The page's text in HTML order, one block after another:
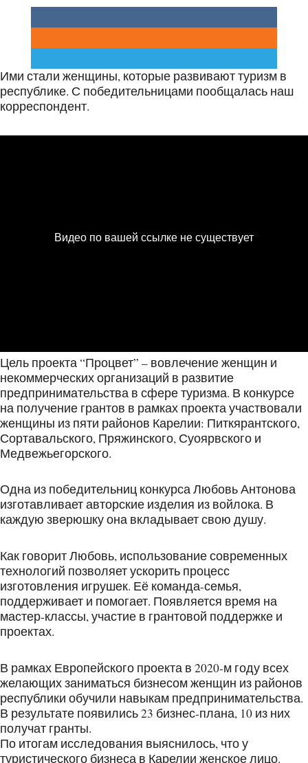
Ими стали женщины, которые развивают туризм в
республике. С победительницами пообщалась наш
корреспондент.
Цель проекта “Процвет” – вовлечение женщин и
некоммерческих организаций в развитие
предпринимательства в сфере туризма. В конкурсе
на получение грантов в рамках проекта участвовали
женщины из пяти районов Карелии: Питкярантского,
Сортавальского, Пряжинского, Суоярвского и
Медвежьегорского.
Одна из победительниц конкурса Любовь Антонова
изготавливает авторские изделия из войлока. В
каждую зверюшку она вкладывает свою душу.
Как говорит Любовь, использование современных
технологий позволяет ускорить процесс
изготовления игрушек. Её команда-семья,
поддерживает и помогает. Появляется время на
мастер-классы, участие в грантовой поддержке и
проектах.
В рамках Европейского проекта в 2020-м году всех
желающих заниматься бизнесом женщин из районов
республики обучили навыкам предпринимательства.
В результате появились 23 бизнес-плана, 10 из них
получат гранты.
По итогам исследования выяснилось, что у
туристического бизнеса в Карелии женское лицо.